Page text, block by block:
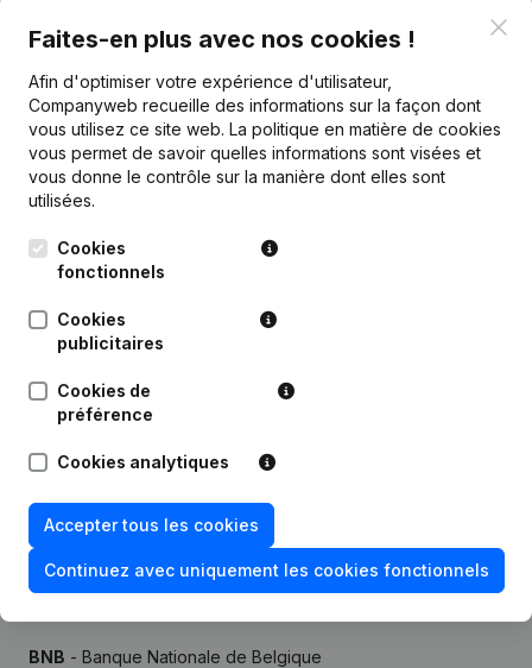
Vous recherchez plus
d’informations sur cette entreprise
?
Choisissez des informations rapides ou des détails
Recevez des mises à jour sur les développements
importants
Essayer gratuitement Découvrir plus
Essai gratuit de 7 jours, aucune carte de crédit requise.
Sources
BNB - Banque Nationale de Belgique
Faites-en plus avec nos cookies !
Afin d'optimiser votre expérience d'utilisateur,
Companyweb recueille des informations sur la façon dont
vous utilisez ce site web. La politique en matière de cookies
vous permet de savoir quelles informations sont visées et
vous donne le contrôle sur la manière dont elles sont
utilisées.
Cookies
fonctionnels
Cookies
publicitaires
Cookies de
préférence
Cookies analytiques
Accepter tous les cookies
Continuez avec uniquement les cookies fonctionnels